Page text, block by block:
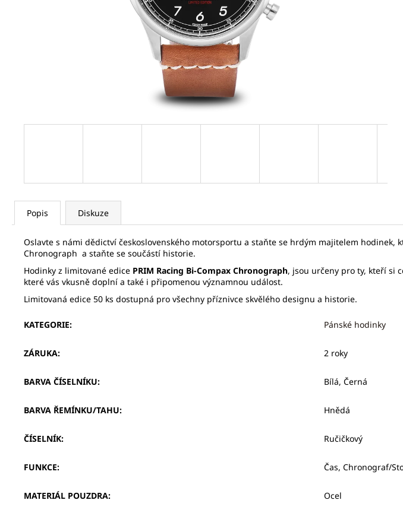
Popis Diskuze
Oslavte s námi dědictví československého motorsportu a staňte se hrdým majitelem
Chronograph a staňte se součástí historie.
Hodinky z limitované edice PRIM Racing Bi-Compax Chronograph, jsou určeny pro ty, kteří si
které vás vkusně doplní a také i připomenou významnou událost.
Limitovaná edice 50 ks dostupná pro všechny příznivce skvělého designu a historie.
KATEGORIE: Pánské hodinky
ZÁRUKA: 2 roky
BARVA ČÍSELNÍKU: Bílá, Černá
BARVA ŘEMÍNKU/TAHU: Hnědá
ČÍSELNÍK: Ručičkový
FUNKCE: Čas, Chronograf/
MATERIÁL POUZDRA: Ocel
SEIKO SPB469J1
32 800 Kč
SEIKO SPB467J1
17 875 Kč